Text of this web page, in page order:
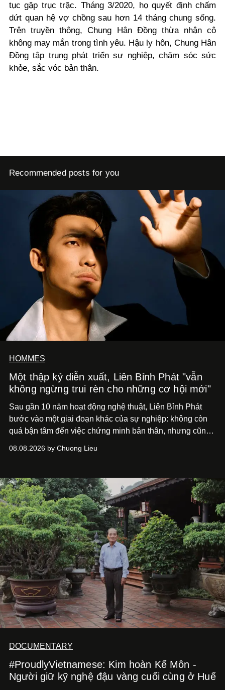
tục gặp trục trặc. Tháng 3/2020, họ quyết định chấm
dứt quan hệ vợ chồng sau hơn 14 tháng chung sống.
Trên truyền thông, Chung Hân Đồng thừa nhận cô
không may mắn trong tình yêu. Hậu ly hôn, Chung Hân
Đồng tập trung phát triển sự nghiệp, chăm sóc sức
khỏe, sắc vóc bản thân.
Recommended posts for you
HOMMES
Một thập kỷ diễn xuất, Liên Bỉnh Phát "vẫn
không ngừng trui rèn cho những cơ hội mới"
Sau gần 10 năm hoạt động nghệ thuật, Liên Bỉnh Phát
bước vào một giai đoạn khác của sự nghiệp: không còn
quá bận tâm đến việc chứng minh bản thân, nhưng cũng
phim điện ảnh trong nửa đầu 2026 đến hành trình trở lại
bằng một tâm thế điềm tĩnh hơn. Anh tiếp tục học hỏi, trau
dồi và chờ đợi những vai diễn đủ sức đưa mình đến
những vùng đất mới. Ở tuổi ngoài 30, điều anh theo đuổi
không phải những đích đến quá lớn, mà là khả năng luôn
tiến về phía trước.
08.08.2026 by Chuong Lieu
DOCUMENTARY
#ProudlyVietnamese: Kim hoàn Kế Môn -
Người giữ kỹ nghệ đậu vàng cuối cùng ở Huế